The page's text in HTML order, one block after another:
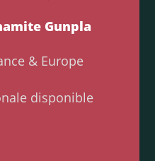
Gunpla
& Europe
disponible